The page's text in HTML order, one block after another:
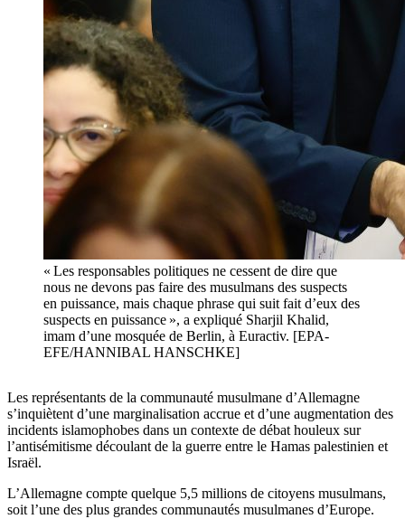
« Les responsables politiques ne cessent de dire que
nous ne devons pas faire des musulmans des suspects
en puissance, mais chaque phrase qui suit fait d’eux des
suspects en puissance », a expliqué Sharjil Khalid,
imam d’une mosquée de Berlin, à Euractiv. [EPA-
EFE/HANNIBAL HANSCHKE]
Les représentants de la communauté musulmane d’Allemagne
s’inquiètent d’une marginalisation accrue et d’une augmentation des
incidents islamophobes dans un contexte de débat houleux sur
l’antisémitisme découlant de la guerre entre le Hamas palestinien et
Israël.
L’Allemagne compte quelque 5,5 millions de citoyens musulmans,
soit l’une des plus grandes communautés musulmanes d’Europe.